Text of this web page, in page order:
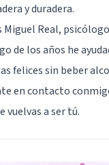
y duradera.
Miguel Real,
de los años he
felices sin beber
en contacto
vuelvas a ser tú.